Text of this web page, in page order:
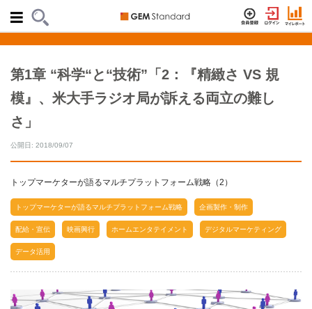
第1章 “科学“と“技術”「2：『精緻さ VS 規
模』、米大手ラジオ局が訴える両立の難し
さ」
公開日: 2018/09/07
トップマーケターが語るマルチプラットフォーム戦略（2）
トップマーケターが語るマルチプラットフォーム戦略 企画製作・制作
配給・宣伝 映画興行 ホームエンタテイメント デジタルマーケティング
データ活用